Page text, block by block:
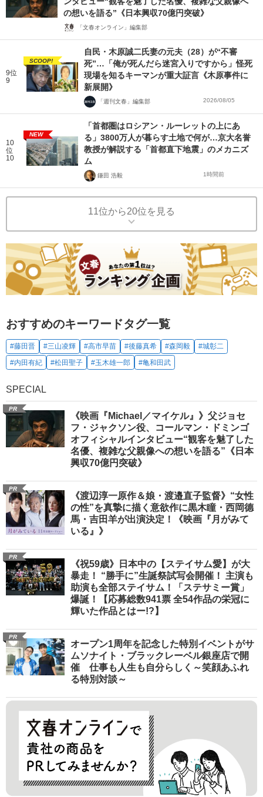
の想いを語る”《日本興収70億円突破》
「文春オンライン」編集部
9位
9
SCOOP!
自民・木原誠二氏妻の元夫（28）が“不審
死”…「俺が死んだら迷宮入りですから」怪死
現場を知るキーマンが重大証言《木原事件に
新展開》
「週刊文春」編集部 2026/08/05
10
位
10
NEW
「首都圏はロシアン・ルーレットの上にあ
る」3800万人が暮らす土地で何が…京大名誉
教授が解説する「首都直下地震」のメカニズ
ム
鎌田 浩毅 1時間前
11位から20位を見る
おすすめのキーワードタグ一覧
#藤田晋 #三山凌輝 #高市早苗 #後藤真希 #森岡毅
#城彰二
#内田有紀
#松田聖子 #玉木雄一郎 #亀和田武
SPECIAL
PR
《映画『Michael／マイケル』》父ジョセ
フ・ジャクソン役、コールマン・ドミンゴ
オフィシャルインタビュー“観客を魅了した
名優、複雑な父親像への想いを語る”《日本
興収70億円突破》
PR
《渡辺淳一原作＆娘・渡邉直子監督》“女性
の性”を真摯に描く意欲作に黒木瞳・西岡德
馬・吉田羊が出演決定！《映画『月がみて
いる』》
PR
《祝59歳》日本中の【ステイサム愛】が大
暴走！ “勝手に”生誕祭試写会開催！ 主演も
助演も全部ステイサム！「ステサミー賞」
爆誕！【応募総数941票 全54作品の栄冠に
輝いた作品とはー!?】
PR
オープン1周年を記念した特別イベントがサ
ムソナイト・ブラックレーベル銀座店で開
催 仕事も人生も自分らしく～笑顔あふれ
る特別対談～